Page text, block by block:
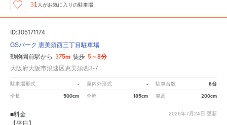
31 人がお気に入りの駐車場
ID:305171174
GSパーク 恵美須西三丁目駐車場
動物園前駅から 375m 徒歩 5～8分
大阪府大阪市浪速区恵美須西3-7
駐車場形式 - 屋内外形式 - 駐車台数 8台
全長 500cm 全幅 185cm 車高 200cm
2026年7月24日 更新
■料金
【平日】